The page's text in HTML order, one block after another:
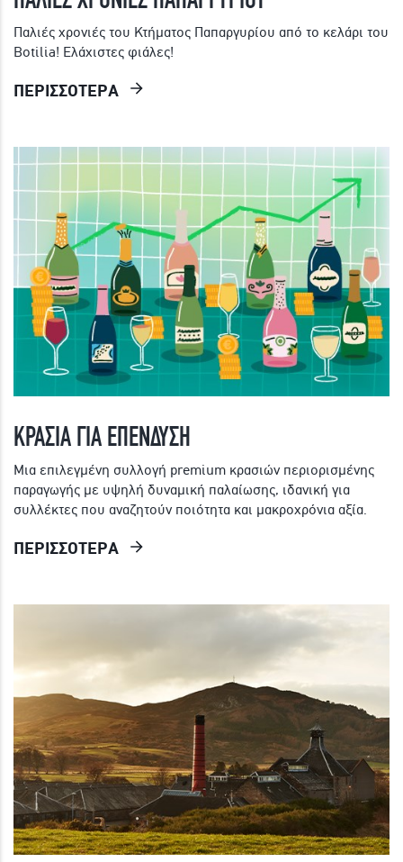
Παλιές χρονιές του Κτήματος Παπαργυρίου από το κελάρι του
Botilia! Ελάχιστες φιάλες!
ΠΕΡΙΣΣΟΤΕΡΑ
ΚΡΑΣΙΑ ΓΙΑ ΕΠΕΝΔΥΣΗ
Μια επιλεγμένη συλλογή premium κρασιών περιορισμένης
παραγωγής με υψηλή δυναμική παλαίωσης, ιδανική για
συλλέκτες που αναζητούν ποιότητα και μακροχρόνια αξία.
ΠΕΡΙΣΣΟΤΕΡΑ